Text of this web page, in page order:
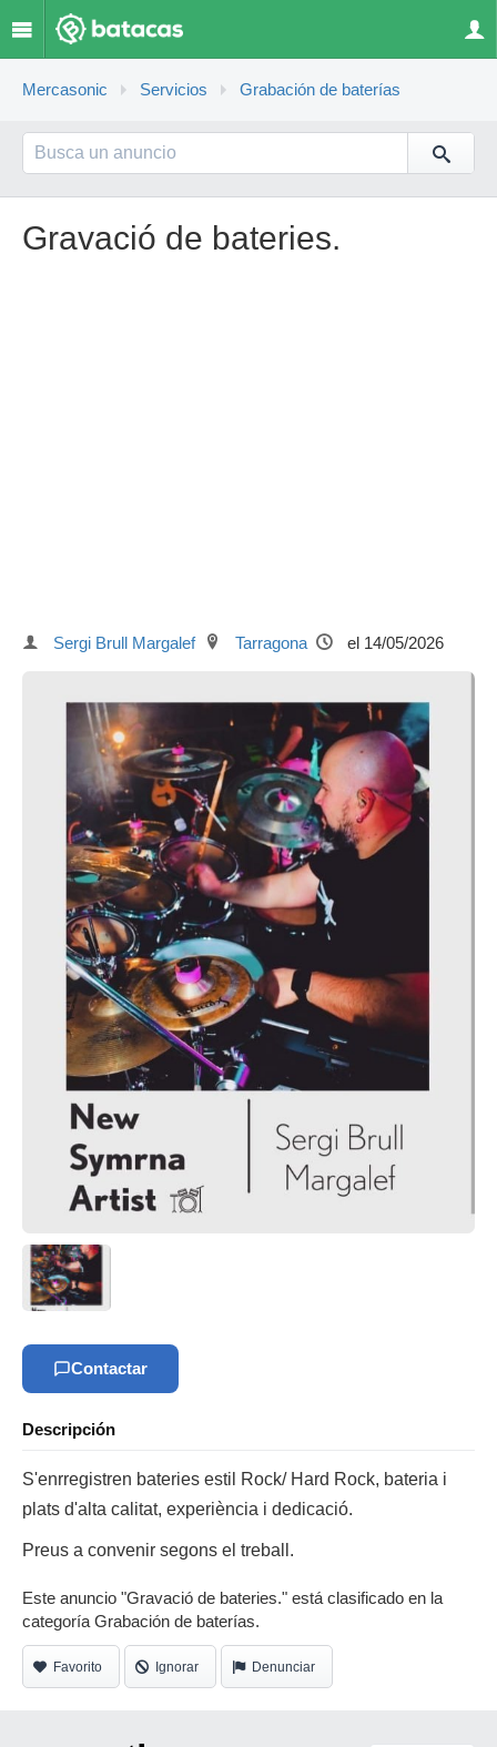
Mercasonic Servicios Grabación de baterías
Gravació de bateries.
Sergi Brull Margalef Tarragona el 14/05/2026
Contactar
Descripción
S'enrregistren bateries estil Rock/ Hard Rock, bateria i
plats d'alta calitat, experiència i dedicació.
Preus a convenir segons el treball.
Este anuncio "Gravació de bateries." está clasificado en la
categoría Grabación de baterías.
Favorito Ignorar Denunciar